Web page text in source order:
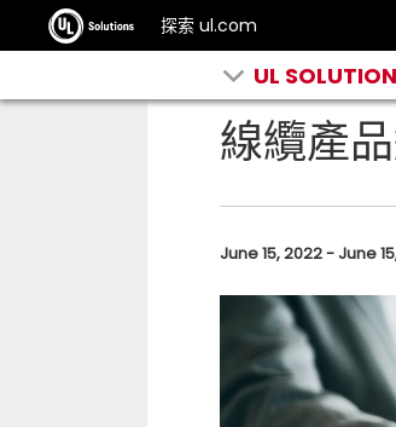
探索 ul.com
UL
線纜產
June 15, 2022 - June